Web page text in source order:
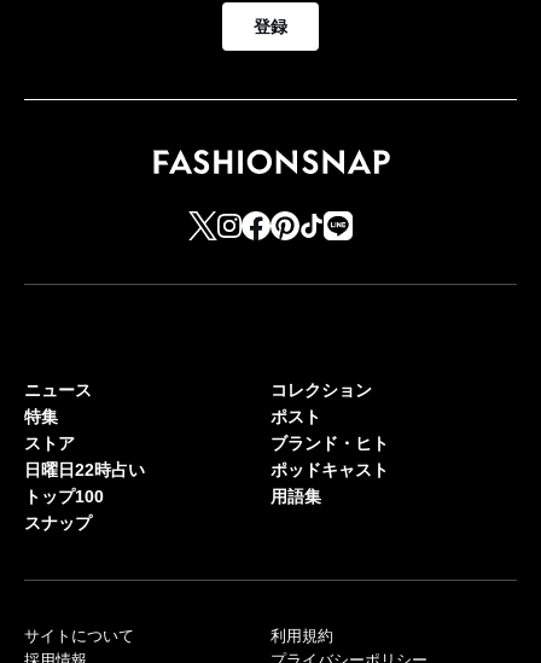
登録
ニュース
特集
ストア
日曜日22時占い
トップ100
スナップ
コレクション
ポスト
ブランド・ヒト
ポッドキャスト
用語集
サイトについて
利用規約